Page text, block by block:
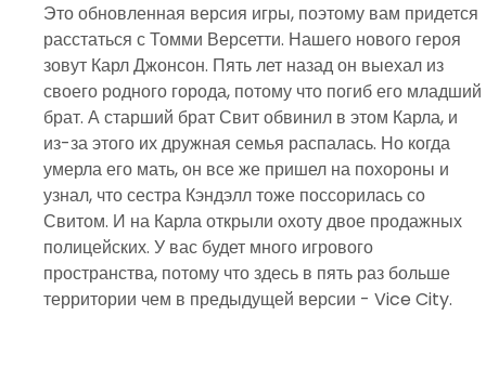
Это обновленная версия игры, поэтому вам придется
расстаться с Томми Версетти. Нашего нового героя
зовут Карл Джонсон. Пять лет назад он выехал из
своего родного города, потому что погиб его младший
брат. А старший брат Свит обвинил в этом Карла, и
из-за этого их дружная семья распалась. Но когда
умерла его мать, он все же пришел на похороны и
узнал, что сестра Кэндэлл тоже поссорилась со
Свитом. И на Карла открыли охоту двое продажных
полицейских. У вас будет много игрового
пространства, потому что здесь в пять раз больше
территории чем в предыдущей версии - Vice City.